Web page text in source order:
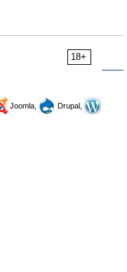
18+
Joomla,
Drupal,